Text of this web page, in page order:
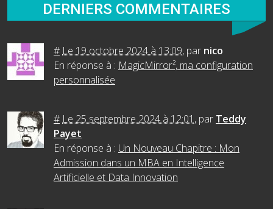
DERNIERS COMMENTAIRES
# Le 19 octobre 2024 à 13:09, par nico
En réponse à : MagicMirror², ma configuration
personnalisée
# Le 25 septembre 2024 à 12:01 , par Teddy
Payet
En réponse à : Un Nouveau Chapitre : Mon
Admission dans un MBA en Intelligence
Artificielle et Data Innovation